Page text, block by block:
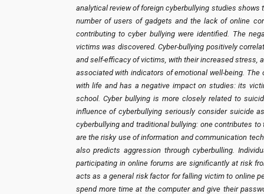
analytical review of foreign cyberbullying studies
number of users of gadgets and the lack of online
contributing to cyber bullying were identified. The
victims was discovered. Cyber-bullying positively
and self-efficacy of victims, with their increased stress,
associated with indicators of emotional well-being.
with life and has a negative impact on studies: its
school. Cyber ​​bullying is more closely related to
influence of cyberbullying seriously consider suicide
cyberbullying and traditional bullying: one contributes
are the risky use of information and communication
also predicts aggression through cyberbulling.
participating in online forums are significantly at risk
acts as a general risk factor for falling victim to online
spend more time at the computer and give their